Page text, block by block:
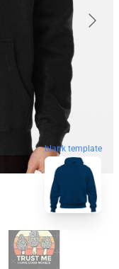
blank template